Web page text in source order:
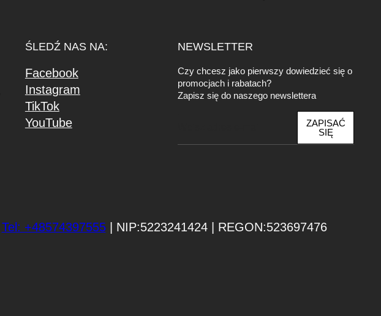
ŚLEDŹ NAS NA:
Facebook
Instagram
TikTok
YouTube
NEWSLETTER
Czy chcesz jako pierwszy dowiedzieć się o
promocjach i rabatach?
Zapisz się do naszego newslettera
a
ZAPISAĆ
SIĘ
Tel: +48574397555| NIP:5223241424 | REGON:523697476